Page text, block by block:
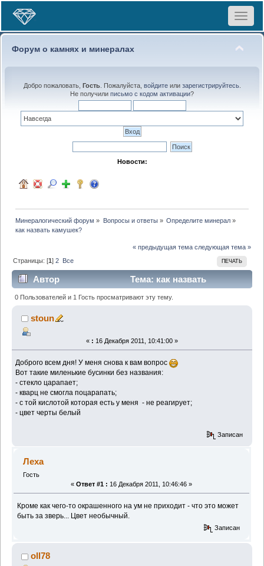
Toggle
Форум о камнях и минералах
Добро пожаловать, Гость. Пожалуйста, войдитеили зарегистрируйтесь.
Не получили письмо с кодом активации?
Новости:
Минералогический форум » Вопросы и ответы» Определите минерал»
как назвать камушек?
« предыдущая тема следующая тема »
ПЕЧАТЬ
Страницы: [1]2 Все
Автор
Тема: как назвать
камушек? (Прочитано 4354 раз)
0 Пользователей и 1 Гость просматривают эту тему.
stoun
« : 16 Декабря 2011, 10:41:00 »
Доброго всем дня! У меня снова к вам вопрос
Вот такие миленькие бусинки без названия:
- стекло царапает;
- кварц не смогла поцарапать;
- с той кислотой которая есть у меня - не реагирует;
- цвет черты белый
Записан
Леха
Гость
« Ответ #1 : 16 Декабря 2011, 10:46:46 »
Кроме как чего-то окрашенного на ум не приходит - что это может
быть за зверь... Цвет необычный.
Записан
oll78